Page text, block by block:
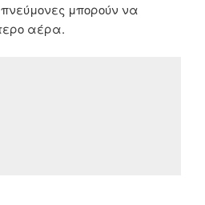
μπορούν να
αέρα.